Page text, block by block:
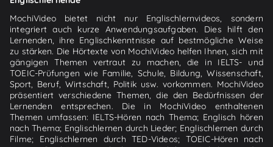
MochiVideo bietet nicht nur Englischlernvideos, sondern
integriert auch kurze Anwendungsaufgaben. Dies hilft den
Lernenden, ihre Englischkenntnisse auf bestmögliche Weise
zu stärken. Die Hörtexte von MochiVideo helfen Ihnen, sich mit
gängigen Themen vertraut zu machen, die in IELTS- und
TOEIC-Prüfungen wie Familie, Schule, Bildung, Wissenschaft,
Sport, Beruf, Wirtschaft, Politik usw. vorkommen. MochiVideo
präsentiert verschiedene Themen, die den Bedürfnissen der
Lernenden entsprechen. Die in MochiVideo enthaltenen
Themen umfassen: IELTS-Hören nach Thema; Englisch hören
nach Thema; Englischlernen durch Lieder; Englischlernen durch
Filme; Englischlernen durch TED-Videos; TOEIC-Hören nach